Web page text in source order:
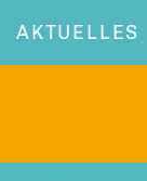
AKTUELLES